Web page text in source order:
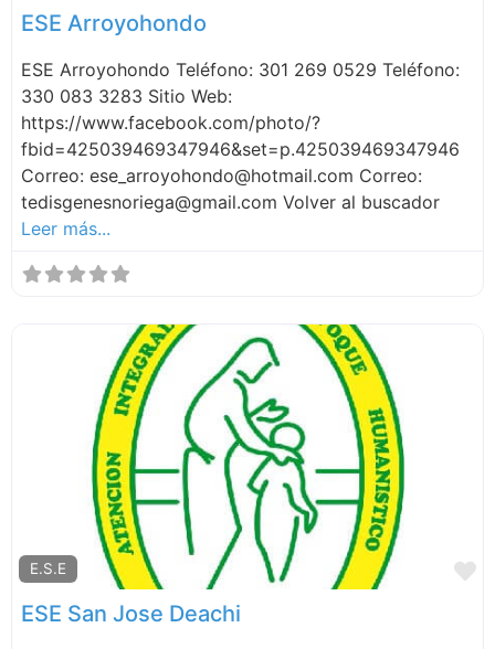
ESE Arroyohondo
ESE Arroyohondo Teléfono: 301 269 0529 Teléfono:
330 083 3283 Sitio Web:
https://www.facebook.com/photo/?
fbid=425039469347946&set=p.425039469347946
Correo: ese_arroyohondo@hotmail.com Correo:
tedisgenesnoriega@gmail.com Volver al buscador
Leer más...
E.S.E
ESE San Jose Deachi